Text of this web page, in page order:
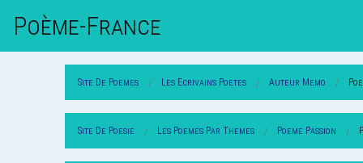
Poème-FrAnce
Site De Poemes Les Ecrivains Poetes Auteur Memo
Site De Poesie Les Poemes Par Themes Poeme Passion